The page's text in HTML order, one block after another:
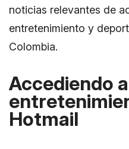
noticias relevantes de
entretenimiento y
Colombia.
Accediendo
Hotmail